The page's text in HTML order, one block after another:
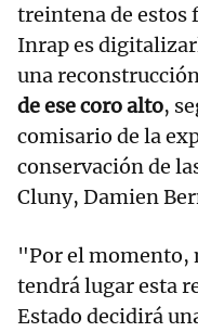
treintena de estos
Inrap es
una
de ese coro alto,
comisario de la
conservación de
Cluny, Damien
"Por el momento,
tendrá lugar esta
Estado decidirá